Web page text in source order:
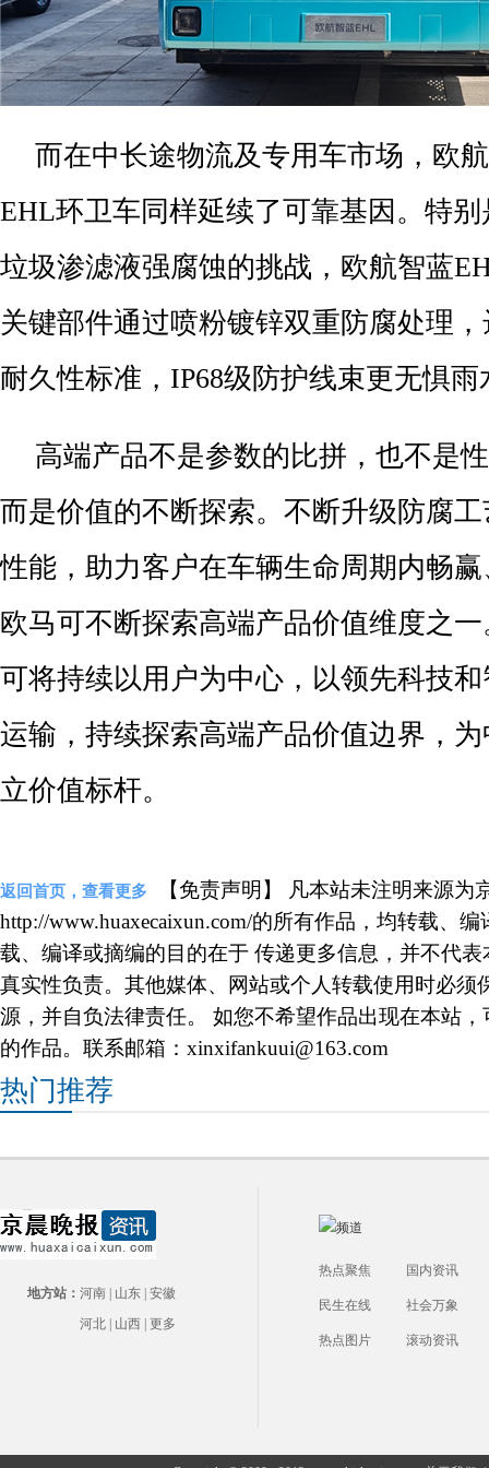
而在中长途物流及专用车市场，欧
EHL环卫车同样延续了可靠基因。特
垃圾渗滤液强腐蚀的挑战，欧航智蓝
关键部件通过喷粉镀锌双重防腐处理
耐久性标准，IP68级防护线束更无惧
高端产品不是参数的比拼，也不是
而是价值的不断探索。不断升级防腐
性能，助力客户在车辆生命周期内畅
欧马可不断探索高端产品价值维度之
可将持续以用户为中心，以领先科技
运输，持续探索高端产品价值边界，
立价值标杆。
返回首页，查看更多
【免责声明】 凡本站未注明来源为
http://www.huaxecaixun.com/的所有作品，均转载、
载、编译或摘编的目的在于 传递更多信息，并不代
真实性负责。其他媒体、网站或个人转载使用时必须
源，并自负法律责任。 如您不希望作品出现在本站
的作品。联系邮箱：xinxifankuui@163.com
热门推荐
地方站： 河南 山东 安徽
河北
山西 更多
热点聚焦 国内资讯
民生在线 社会万象
热点图片 滚动资讯